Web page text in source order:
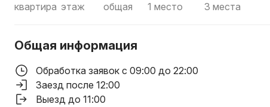
квартира этаж общая 1 место 3 места
Общая информация
Обработка заявок с 09:00 до 22:00
Заезд после 12:00
Выезд до 11:00